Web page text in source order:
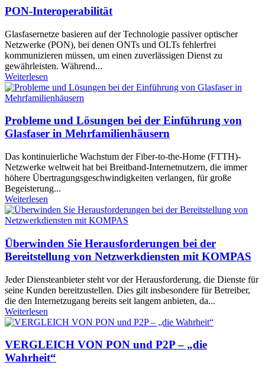
PON-Interoperabilität
Glasfasernetze basieren auf der Technologie passiver optischer
Netzwerke (PON), bei denen ONTs und OLTs fehlerfrei
kommunizieren müssen, um einen zuverlässigen Dienst zu
gewährleisten. Während...
Weiterlesen
Probleme und Lösungen bei der Einführung von
Glasfaser in Mehrfamilienhäusern
Das kontinuierliche Wachstum der Fiber-to-the-Home (FTTH)-
Netzwerke weltweit hat bei Breitband-Internetnutzern, die immer
höhere Übertragungsgeschwindigkeiten verlangen, für große
Begeisterung...
Weiterlesen
Überwinden Sie Herausforderungen bei der
Bereitstellung von Netzwerkdiensten mit KOMPAS
Jeder Diensteanbieter steht vor der Herausforderung, die Dienste für
seine Kunden bereitzustellen. Dies gilt insbesondere für Betreiber,
die den Internetzugang bereits seit langem anbieten, da...
Weiterlesen
VERGLEICH VON PON und P2P – „die
Wahrheit“